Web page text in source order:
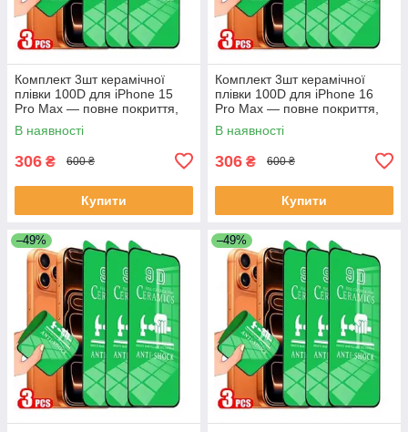
Комплект 3шт керамічної
плівки 100D для iPhone 15
Pro Max — повне покриття,
HD Clear, антиударна
В наявності
306 ₴ 600 ₴
Купити
Комплект 3шт керамічної
плівки 100D для iPhone 16
Pro Max — повне покриття,
HD Clear, антиударна
В наявності
306 ₴ 600 ₴
Купити
–49% –49%